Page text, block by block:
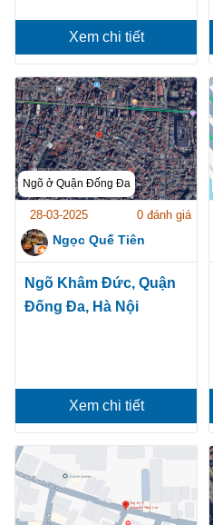
Xem chi tiết
Ngõ ở Quận Đống Đa
28-03-2025 0 đánh giá
Ngọc Quế Tiên
Ngõ Khâm Đức, Quận
Đống Đa, Hà Nội
Xem chi tiết